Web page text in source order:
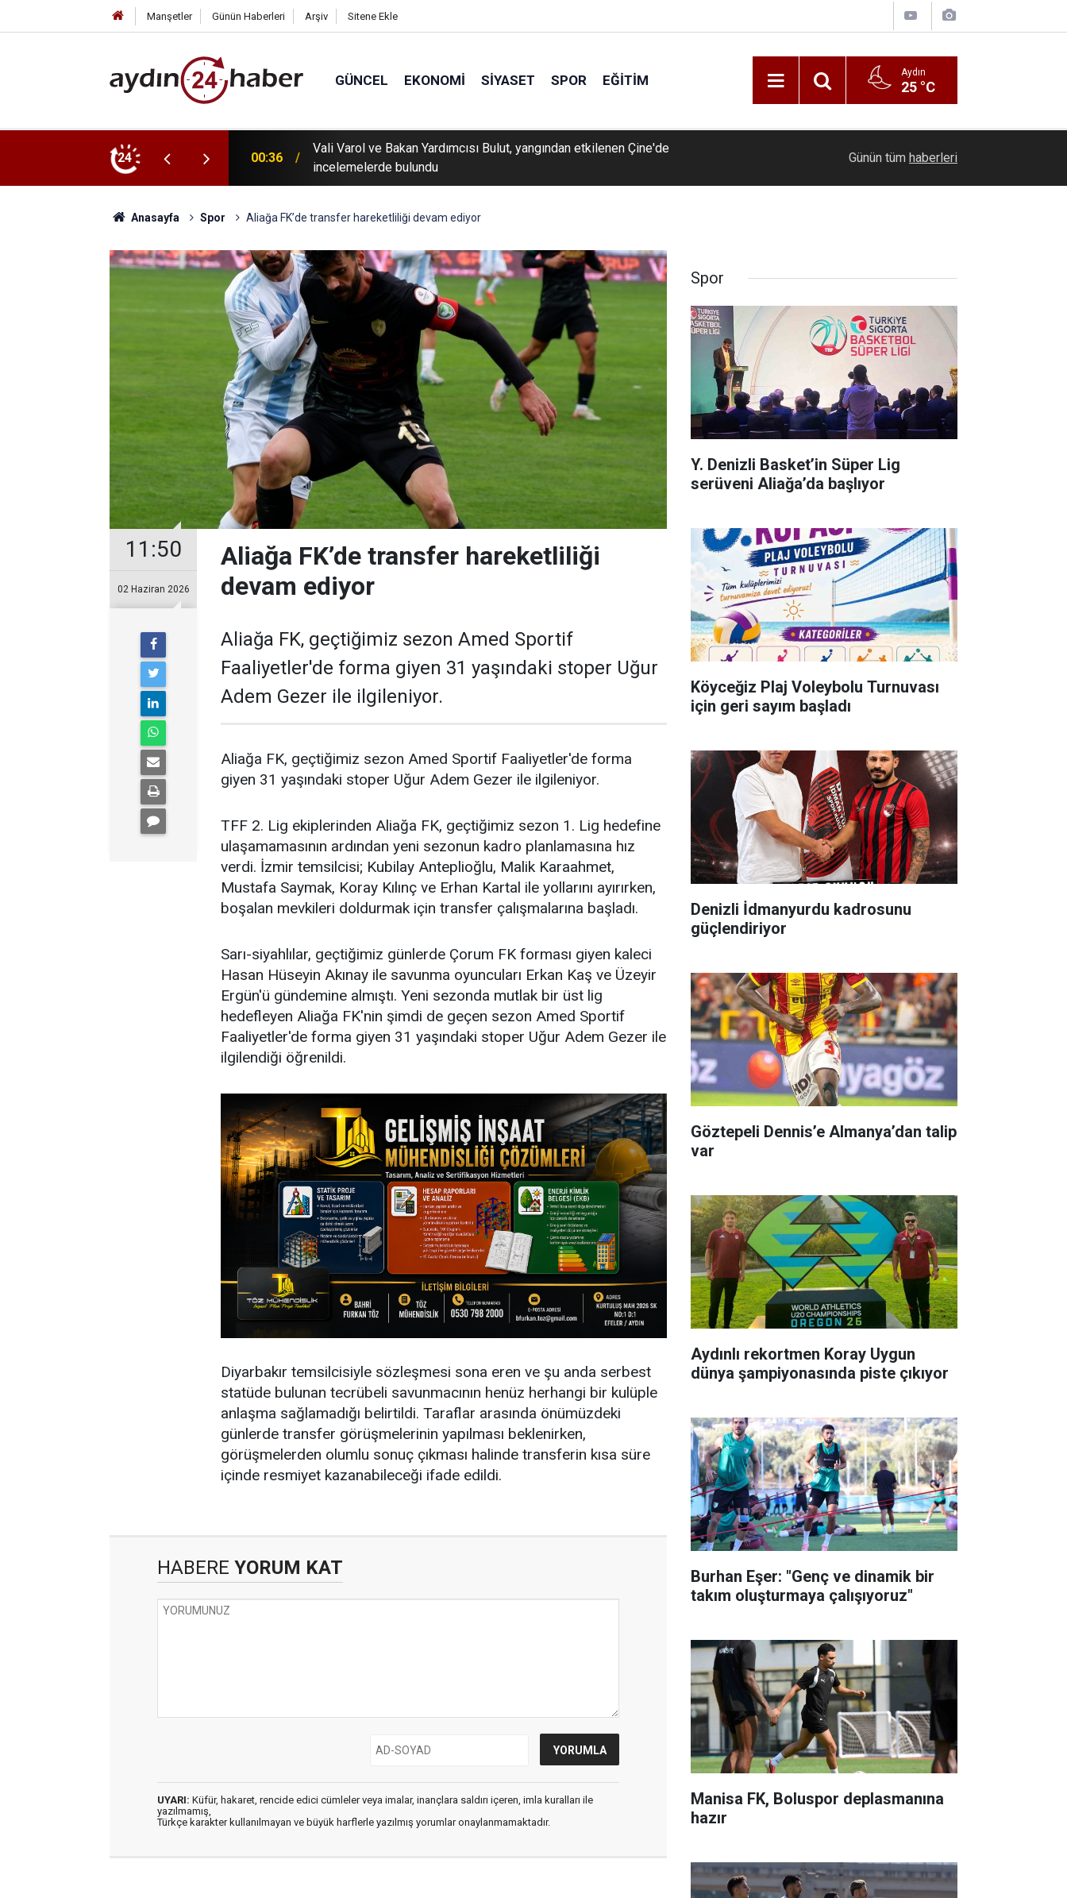
Manşetler Günün Haberleri Arşiv Sitene Ekle
GÜNCEL EKONOMI SIYASET SPOR EĞITIM Aydın
25 °C
24
Karacasu Dedebağ Dedesi Keşkek
00:36
Vali Varol ve Bakan Yardımcısı Bulut, yangından etkilenen Çine'de
incelemelerde bulundu
Ölmeye görGünün tüm haberleri
Anasayfa Spor Aliağa FK’de transfer hareketliliği devam ediyor
11:50
02 Haziran 2026
Aliağa FK’de transfer hareketliliği
devam ediyor
Aliağa FK, geçtiğimiz sezon Amed Sportif
Faaliyetler'de forma giyen 31 yaşındaki stoper Uğur
Adem Gezer ile ilgileniyor.
Aliağa FK, geçtiğimiz sezon Amed Sportif Faaliyetler'de forma
giyen 31 yaşındaki stoper Uğur Adem Gezer ile ilgileniyor.
TFF 2. Lig ekiplerinden Aliağa FK, geçtiğimiz sezon 1. Lig hedefine
ulaşamamasının ardından yeni sezonun kadro planlamasına hız
verdi. İzmir temsilcisi; Kubilay Anteplioğlu, Malik Karaahmet,
Mustafa Saymak, Koray Kılınç ve Erhan Kartal ile yollarını ayırırken,
boşalan mevkileri doldurmak için transfer çalışmalarına başladı.
Sarı-siyahlılar, geçtiğimiz günlerde Çorum FK forması giyen kaleci
Hasan Hüseyin Akınay ile savunma oyuncuları Erkan Kaş ve Üzeyir
Ergün'ü gündemine almıştı. Yeni sezonda mutlak bir üst lig
hedefleyen Aliağa FK'nin şimdi de geçen sezon Amed Sportif
Faaliyetler'de forma giyen 31 yaşındaki stoper Uğur Adem Gezer ile
ilgilendiği öğrenildi.
Diyarbakır temsilcisiyle sözleşmesi sona eren ve şu anda serbest
statüde bulunan tecrübeli savunmacının henüz herhangi bir kulüple
anlaşma sağlamadığı belirtildi. Taraflar arasında önümüzdeki
günlerde transfer görüşmelerinin yapılması beklenirken,
görüşmelerden olumlu sonuç çıkması halinde transferin kısa süre
içinde resmiyet kazanabileceği ifade edildi.
HABERE YORUM KAT
UYARI: Küfür, hakaret, rencide edici cümleler veya imalar, inançlara saldırı içeren, imla kuralları ile
yazılmamış,
Türkçe karakter kullanılmayan ve büyük harflerle yazılmış yorumlar onaylanmamaktadır.
Spor
Y. Denizli Basket’in Süper Lig
serüveni Aliağa’da başlıyor
Köyceğiz Plaj Voleybolu Turnuvası
için geri sayım başladı
Denizli İdmanyurdu kadrosunu
güçlendiriyor
Göztepeli Dennis’e Almanya’dan talip
var
Aydınlı rekortmen Koray Uygun
dünya şampiyonasında piste çıkıyor
Burhan Eşer: "Genç ve dinamik bir
takım oluşturmaya çalışıyoruz"
Manisa FK, Boluspor deplasmanına
hazır